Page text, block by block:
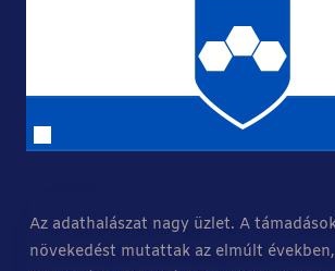
Az adathalászat nagy üzlet. A
növekedést mutattak az elmúlt